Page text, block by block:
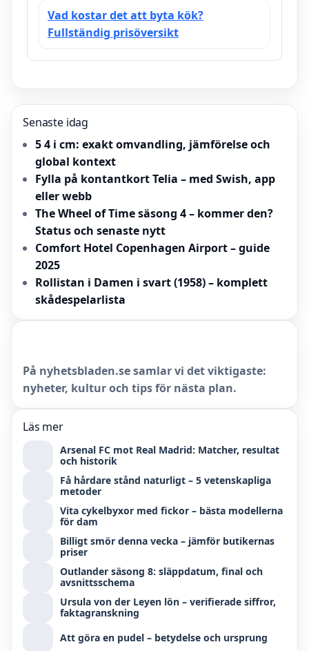
Vad kostar det att byta kök?
Fullständig prisöversikt
Senaste idag
5 4 i cm: exakt omvandling, jämförelse och
global kontext
Fylla på kontantkort Telia – med Swish, app
eller webb
The Wheel of Time säsong 4 – kommer den?
Status och senaste nytt
Comfort Hotel Copenhagen Airport – guide
2025
Rollistan i Damen i svart (1958) – komplett
skådespelarlista
På nyhetsbladen.se samlar vi det viktigaste:
nyheter, kultur och tips för nästa plan.
Läs mer
Arsenal FC mot Real Madrid: Matcher, resultat
och historik
Få hårdare stånd naturligt – 5 vetenskapliga
metoder
Vita cykelbyxor med fickor – bästa modellerna
för dam
Billigt smör denna vecka – jämför butikernas
priser
Outlander säsong 8: släppdatum, final och
avsnittsschema
Ursula von der Leyen lön – verifierade siffror,
faktagranskning
Att göra en pudel – betydelse och ursprung